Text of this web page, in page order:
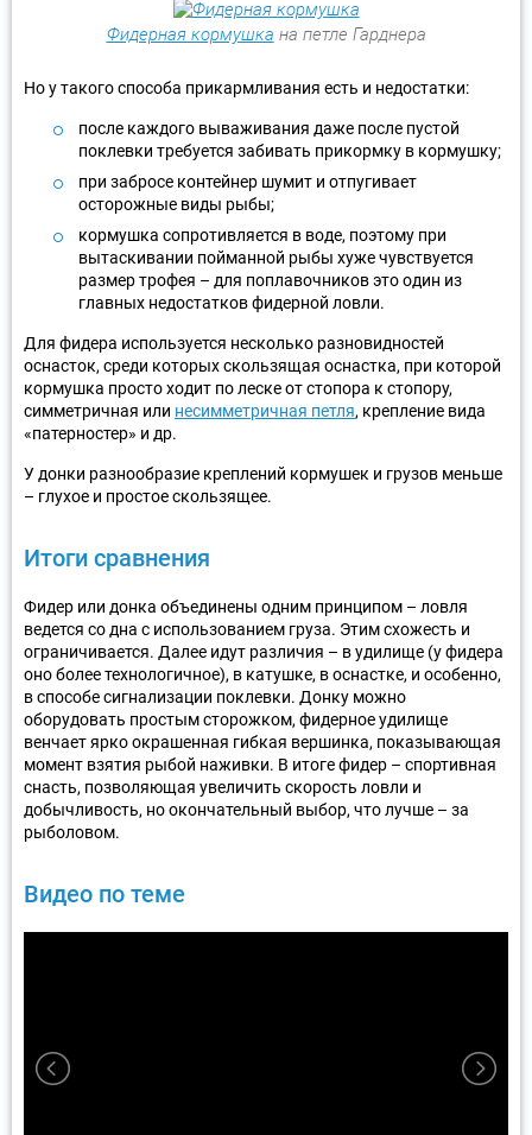
Фидерная кормушка на петле Гарднера
Но у такого способа прикармливания есть и недостатки:
после каждого вываживания даже после пустой
поклевки требуется забивать прикормку в кормушку;
при забросе контейнер шумит и отпугивает
осторожные виды рыбы;
кормушка сопротивляется в воде, поэтому при
вытаскивании пойманной рыбы хуже чувствуется
размер трофея – для поплавочников это один из
главных недостатков фидерной ловли.
Для фидера используется несколько разновидностей
оснасток, среди которых скользящая оснастка, при которой
кормушка просто ходит по леске от стопора к стопору,
симметричная или несимметричная петля, крепление вида
«патерностер» и др.
У донки разнообразие креплений кормушек и грузов меньше
– глухое и простое скользящее.
Итоги сравнения
Фидер или донка объединены одним принципом – ловля
ведется со дна с использованием груза. Этим схожесть и
ограничивается. Далее идут различия – в удилище (у фидера
оно более технологичное), в катушке, в оснастке, и особенно,
в способе сигнализации поклевки. Донку можно
оборудовать простым сторожком, фидерное удилище
венчает ярко окрашенная гибкая вершинка, показывающая
момент взятия рыбой наживки. В итоге фидер – спортивная
снасть, позволяющая увеличить скорость ловли и
добычливость, но окончательный выбор, что лучше – за
рыболовом.
Видео по теме